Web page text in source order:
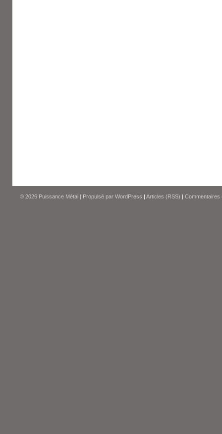
© 2026 Puissance Métal | Propulsé par WordPress | Articles (RSS) | Commentaires